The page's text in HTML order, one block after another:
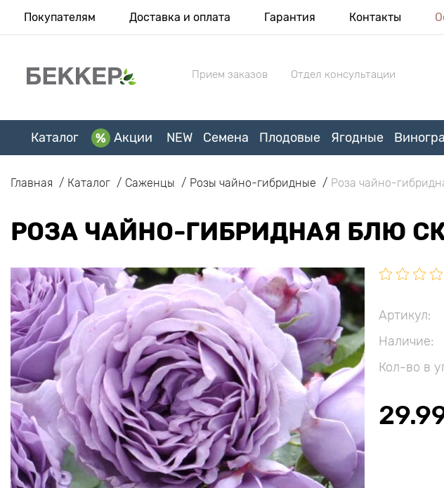
Покупателям Доставка и оплата Гарантия Контакты
Прием заказов Отдел консультации
Каталог Акции NEW Семена Плодовые Ягодные
Главная Каталог Саженцы Розы чайно-гибридные Роза чайно-
РОЗА ЧАЙНО-ГИБРИДНАЯ БЛЮ
Артикул:
Наличие:
Кол-во в